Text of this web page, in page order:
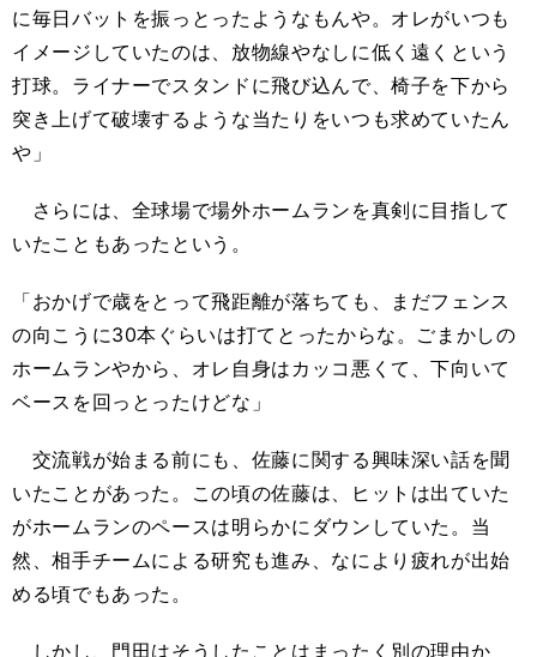
に毎日バットを振っとったようなもんや。オレがいつも
イメージしていたのは、放物線やなしに低く遠くという
打球。ライナーでスタンドに飛び込んで、椅子を下から
突き上げて破壊するような当たりをいつも求めていたん
や」
さらには、全球場で場外ホームランを真剣に目指して
いたこともあったという。
「おかげで歳をとって飛距離が落ちても、まだフェンス
の向こうに30本ぐらいは打てとったからな。ごまかしの
ホームランやから、オレ自身はカッコ悪くて、下向いて
ベースを回っとったけどな」
交流戦が始まる前にも、佐藤に関する興味深い話を聞
いたことがあった。この頃の佐藤は、ヒットは出ていた
がホームランのペースは明らかにダウンしていた。当
然、相手チームによる研究も進み、なにより疲れが出始
める頃でもあった。
しかし、門田はそうしたことはまったく別の理由か